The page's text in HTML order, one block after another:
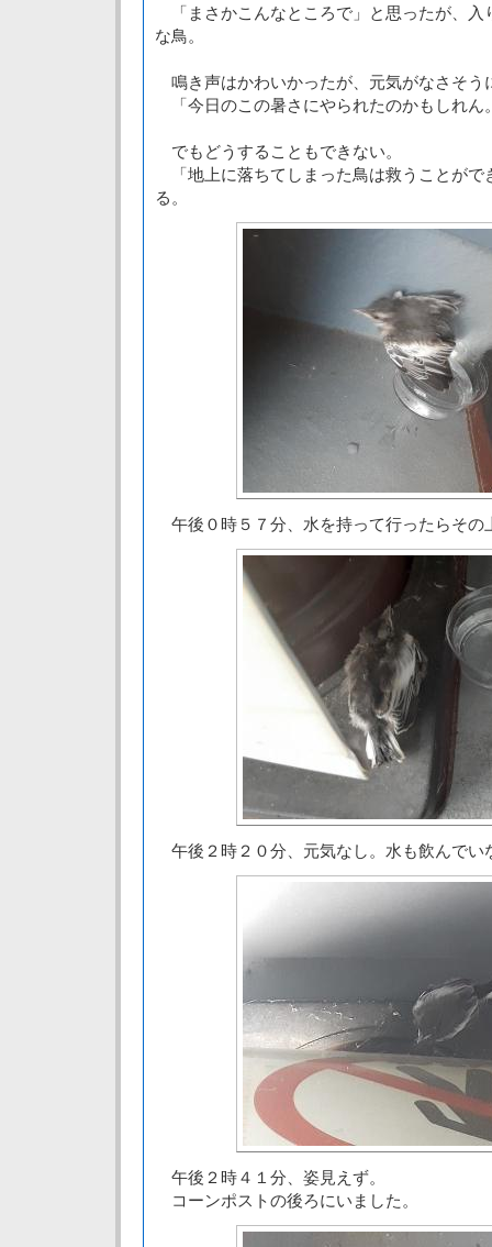
「まさかこんなところで」と思ったが、入
な鳥。
鳴き声はかわいかったが、元気がなさそ
「今日のこの暑さにやられたのかもしれん
でもどうすることもできない。
「地上に落ちてしまった鳥は救うことがで
る。
午後０時５７分、水を持って行ったらその
午後２時２０分、元気なし。水も飲んでい
午後２時４１分、姿見えず。
コーンポストの後ろにいました。